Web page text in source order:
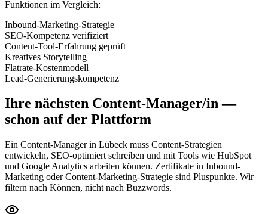
Funktionen im Vergleich:
Inbound-Marketing-Strategie
SEO-Kompetenz verifiziert
Content-Tool-Erfahrung geprüft
Kreatives Storytelling
Flatrate-Kostenmodell
Lead-Generierungskompetenz
Ihre nächsten Content-Manager/in—
schon auf der Plattform
Ein Content-Manager in Lübeck muss Content-Strategien
entwickeln, SEO-optimiert schreiben und mit Tools wie HubSpot
und Google Analytics arbeiten können. Zertifikate in Inbound-
Marketing oder Content-Marketing-Strategie sind Pluspunkte. Wir
filtern nach Können, nicht nach Buzzwords.